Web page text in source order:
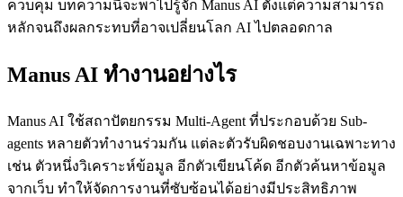
ควบคุม บทความนี้จะพาไปรู้จัก Manus AI ตั้งแต่ความสามารถ
หลักจนถึงผลกระทบที่อาจเปลี่ยนโลก AI ไปตลอดกาล
Manus AI ทำงานอย่างไร
Manus AI ใช้สถาปัตยกรรม Multi-Agent ที่ประกอบด้วย Sub-
agents หลายตัวทำงานร่วมกัน แต่ละตัวรับผิดชอบงานเฉพาะทาง
เช่น ตัวหนึ่งวิเคราะห์ข้อมูล อีกตัวเขียนโค้ด อีกตัวค้นหาข้อมูล
จากเว็บ ทำให้จัดการงานที่ซับซ้อนได้อย่างมีประสิทธิภาพ